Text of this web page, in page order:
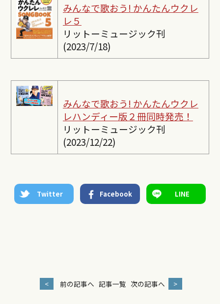
みんなで歌おう! かんたんウクレ
レ５
リットーミュージック刊
(2023/7/18)
みんなで歌おう! かんたんウクレ
レハンディー版２冊同時発売！
リットーミュージック刊
(2023/12/22)
Twitter Facebook LINE
< 前の記事へ 記事一覧 次の記事へ >